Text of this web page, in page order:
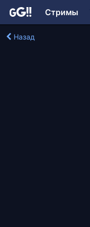
Стримы
Назад